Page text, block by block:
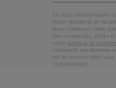
En nous communiquant
notre newsletter et
Nous utiliserons votre
des nouveautés, offres
notre politique de
traitement des données
sur les moyens dont
consentement.